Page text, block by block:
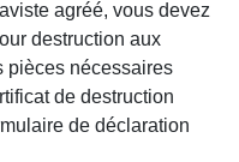
agréé, vous devez
destruction aux
pièces nécessaires
de destruction
de déclaration